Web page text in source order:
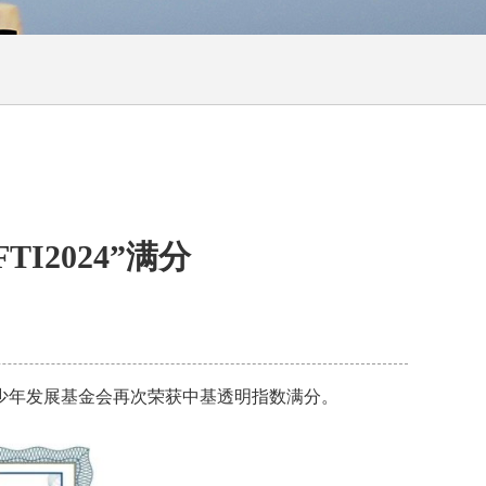
满分
发展基金会再次荣获中基透明指数满分。